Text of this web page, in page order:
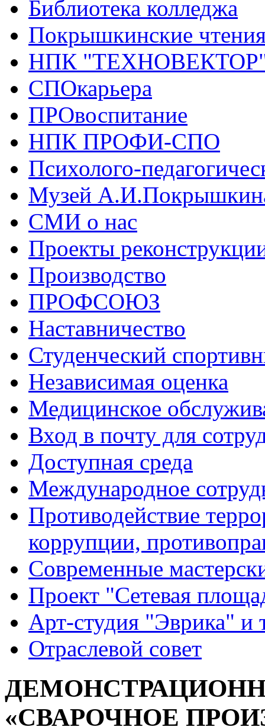
Библиотека колледжа
Покрышкинские
НПК
СПОкарьера
ПРОвоспитание
НПК ПРОФИ-СПО
Психолого-
Музей
СМИ о нас
Проекты
Производство
ПРОФСОЮЗ
Наставничество
Студенческий
Независимая оценка
Медицинское
Вход в почту для
Доступная среда
Международное
Противодействие
коррупции,
Современные
Проект "Сетевая
Арт-студия "Эврика" и
Отраслевой совет
«СВАРОЧНОЕ